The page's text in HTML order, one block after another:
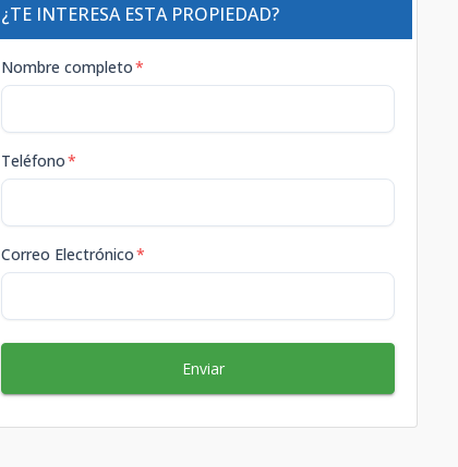
¿TE INTERESA ESTA PROPIEDAD?
Nombre completo*
Teléfono*
Correo Electrónico*
Enviar